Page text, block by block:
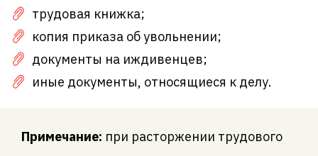
трудовая книжка;
копия приказа об увольнении;
документы на иждивенцев;
иные документы, относящиеся к делу.
Примечание: при расторжении трудового